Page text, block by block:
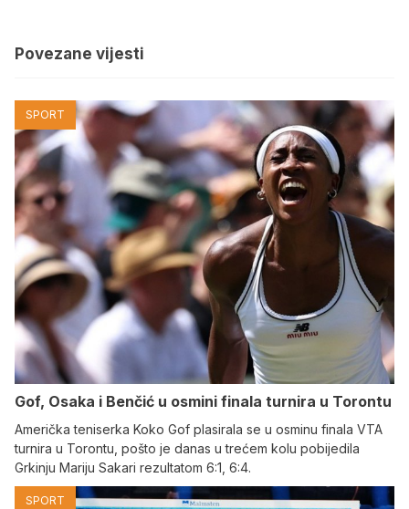
Povezane vijesti
SPORT
Gof, Osaka i Benčić u osmini finala turnira u Torontu
Američka teniserka Koko Gof plasirala se u osminu finala VTA
turnira u Torontu, pošto je danas u trećem kolu pobijedila
Grkinju Mariju Sakari rezultatom 6:1, 6:4.
SPORT